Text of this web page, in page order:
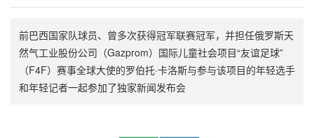
前巴西国家队球员、曾多次获得冠军联赛冠军，并担任俄罗斯天
然气工业股份公司（Gazprom）国际儿童社会项目“友谊足球”
（F4F）赛事全球大使的罗伯托·卡洛斯与参与该项目的年轻选手
和年轻记者一起参加了独家新闻发布会